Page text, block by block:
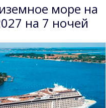
море на
на 7 ночей